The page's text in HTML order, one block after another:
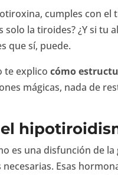
cumples con el
solo la tiroides? ¿Y si tu
que sí, puede.
te explicocómo
mágicas, nada de
el
es una disfunción de
necesarias. Esas